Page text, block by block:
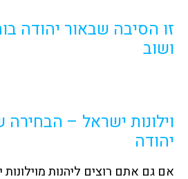
זו הסיבה שבאור יהודה
ושוב
וילונות ישראל –
יהודה
אם גם אתם רוצים ליהנות